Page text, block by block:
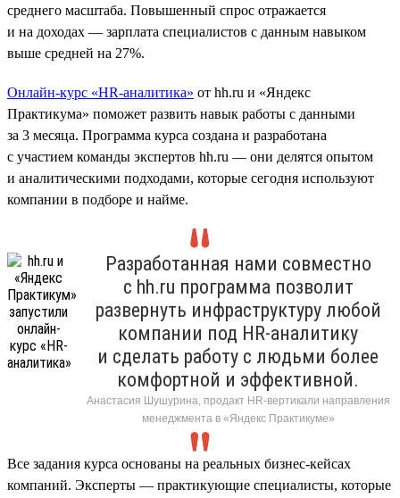
среднего масштаба. Повышенный спрос отражается
и на доходах — зарплата специалистов с данным навыком
выше средней на 27%.
Онлайн-курс «HR-аналитика» от hh.ru и «Яндекс
Практикума» поможет развить навык работы с данными
за 3 месяца. Программа курса создана и разработана
с участием команды экспертов hh.ru — они делятся опытом
и аналитическими подходами, которые сегодня используют
компании в подборе и найме.
Разработанная нами совместно
с hh.ru программа позволит
развернуть инфраструктуру любой
компании под HR-аналитику
и сделать работу с людьми более
комфортной и эффективной.
Анастасия Шушурина, продакт HR-вертикали направления
менеджмента в «Яндекс Практикуме»
Все задания курса основаны на реальных бизнес-кейсах
компаний. Эксперты — практикующие специалисты, которые